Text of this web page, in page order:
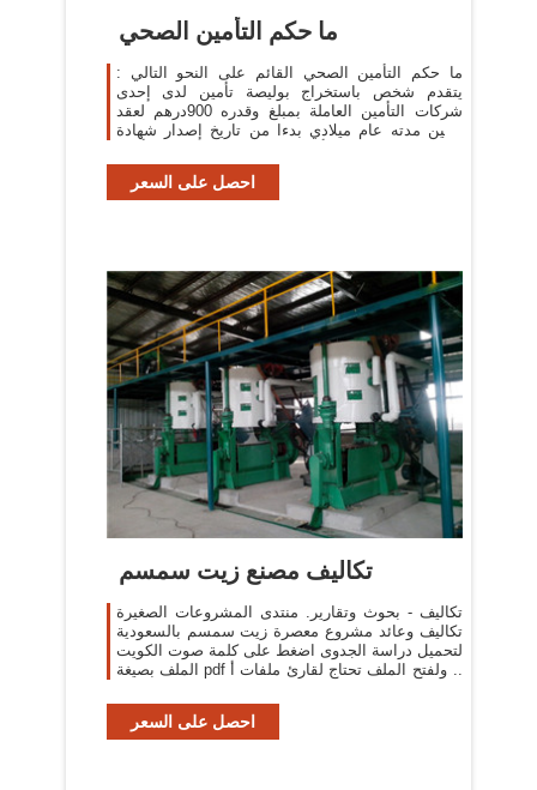
ما حكم التأمين الصحي
ما حكم التأمين الصحي القائم على النحو التالي :
يتقدم شخص باستخراج بوليصة تأمين لدى إحدى
شركات التأمين العاملة بمبلغ وقدره 900درهم لعقد
تأمين مدته عام ميلادي بدءا من تاريخ إصدار شهادة
احصل على السعر
تكاليف مصنع زيت سمسم
تكاليف - بحوث وتقارير. منتدى المشروعات الصغيرة
تكاليف وعائد مشروع معصرة زيت سمسم بالسعودية
لتحميل دراسة الجدوى اضغط على كلمة صوت الكويت
الملف بصيغة pdf ولفتح الملف تحتاج لقارئ ملفات أ ..
احصل على السعر